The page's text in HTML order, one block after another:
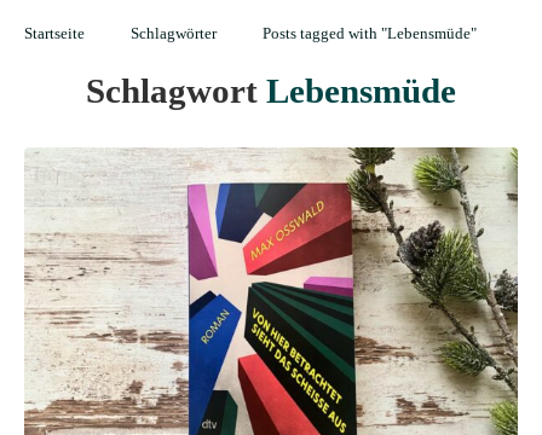
Startseite Schlagwörter Posts tagged with "Lebensmüde"
Schlagwort Lebensmüde